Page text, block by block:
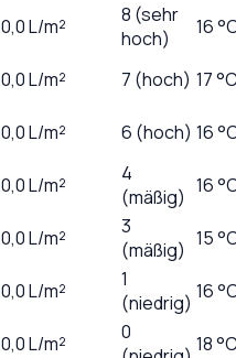
0,0L/m²
8 (sehr
hoch)
16
0,0L/m² 7 (hoch) 17
0,0L/m² 6 (hoch) 16
0,0L/m²
4
(mäßig) 16
0,0L/m²
3
(mäßig) 15
0,0L/m²
1
(niedrig) 16
0,0L/m²
0
18